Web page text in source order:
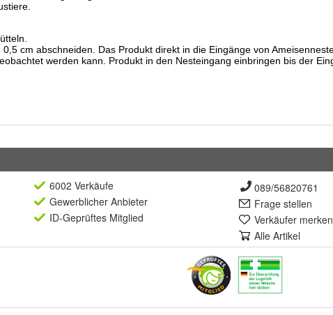
6002 Verkäufe
Gewerblicher Anbieter
ID-Geprüftes Mitglied
089/56820761
Frage stellen
Verkäufer merken
Alle Artikel